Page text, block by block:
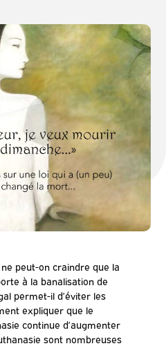
peut-on craindre que la
à la banalisation de
permet-il d’éviter les
expliquer que le
continue d’augmenter
sont nombreuses